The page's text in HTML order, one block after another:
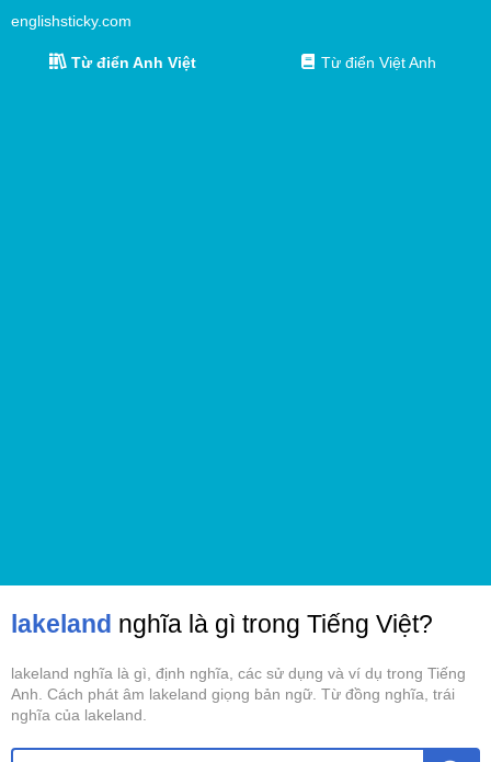
englishsticky.com
Từ điển Anh Việt Từ điển Việt Anh
lakeland nghĩa là gì trong Tiếng Việt?
lakeland nghĩa là gì, định nghĩa, các sử dụng và ví dụ trong Tiếng
Anh. Cách phát âm lakeland giọng bản ngữ. Từ đồng nghĩa, trái
nghĩa của lakeland.